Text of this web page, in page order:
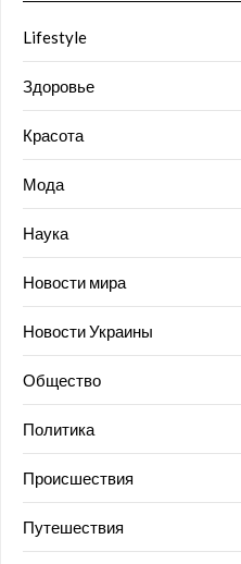
Lifestyle
Здоровье
Красота
Мода
Наука
Новости мира
Новости Украины
Общество
Политика
Происшествия
Путешествия